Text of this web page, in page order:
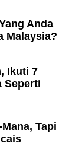
Anda
Malaysia?
Ikuti 7
Seperti
Tapi